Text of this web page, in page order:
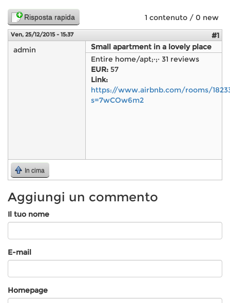
1 contenuto / 0 new
Risposta rapida
Ven, 25/12/2015 - 15:37
#1
admin
Small apartment in a lovely place
Entire home/apt;·;· 31 reviews
EUR: 57
Link:
https://www.airbnb.com/rooms/
s=7wCOw6m2
In cima
Aggiungi un commento
Il tuo nome
E-mail
Homepage